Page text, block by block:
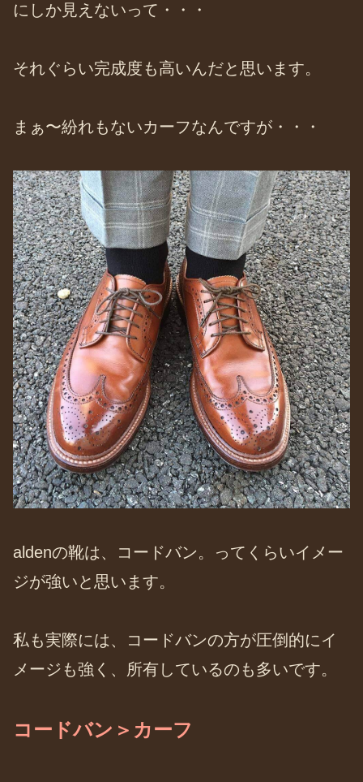
にしか見えないって・・・
それぐらい完成度も高いんだと思います。
まぁ〜紛れもないカーフなんですが・・・
aldenの靴は、コードバン。ってくらいイメー
ジが強いと思います。
私も実際には、コードバンの方が圧倒的にイ
メージも強く、所有しているのも多いです。
コードバン＞カーフ